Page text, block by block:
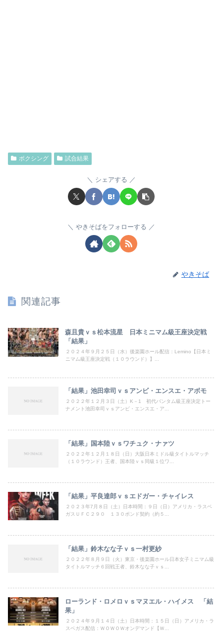
ボクシング 試合結果
シェアする
やきそばをフォローする
やきそば
関連記事
森且貴ｖｓ松本流星 日本ミニマム級王座決定戦
「結果」
２０２４年９月２５日（水）後楽園ホール配信：Lemino【日本ミ
ニマム級王座決定戦（１０ラウンド）】...
「結果」池田幸司ｖｓアンビ・エンスエ・アボモ
２０２２年１２月３日（土）K－1 初代バンタム級王座決定トー
ナメント池田幸司ｖｓアンビ・エンスエ・ア...
「結果」国本陸ｖｓワチュク・ナァツ
２０２２年１２月１８日（日）大阪日本ミドル級タイトルマッチ
（１０ラウンド）王者、国本陸ｖｓ同級１位ワ...
「結果」平良達郎ｖｓエドガー・チャイレス
２０２３年7月８日（土）日本時間：９日（日）アメリカ・ラスベ
ガスＵＦＣ２９０ １３０ポンド契約（約５...
「結果」鈴木なな子ｖｓ一村更紗
２０２２年８月９日（火）東京・後楽園ホール日本女子ミニマム級
タイトルマッチ６回戦王者、鈴木なな子ｖｓ...
ローランド・ロメロｖｓマヌエル・ハイメス 「結
果」
２０２４年９月１４日（土）日本時間：１５日（日）アメリカ・ラ
スベガス配信：ＷＯＷＯＷオンデマンド【Ｗ...